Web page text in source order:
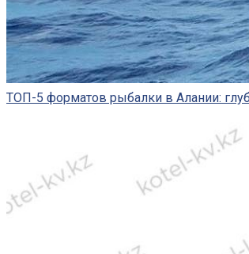
ТОП-5 форматов рыбалки в Алании: